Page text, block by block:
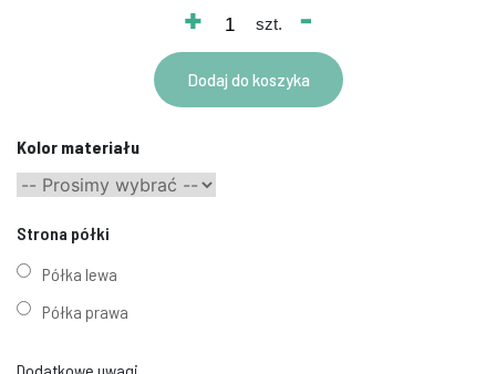
+ szt. -
Dodaj do koszyka
Kolor materiału
Strona półki
Półka lewa
Półka prawa
Dodatkowe uwagi